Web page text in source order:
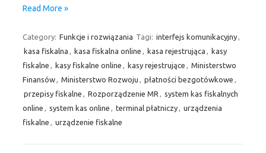
Read More »
Category: Funkcje i rozwiązania Tagi: interfejs komunikacyjny,
kasa fiskalna , kasa fiskalna online , kasa rejestrująca , kasy
fiskalne , kasy fiskalne online , kasy rejestrujące , Ministerstwo
Finansów, Ministerstwo Rozwoju , płatności bezgotówkowe ,
przepisy fiskalne , Rozporządzenie MR , system kas fiskalnych
online , system kas online , terminal płatniczy, urządzenia
fiskalne , urządzenie fiskalne